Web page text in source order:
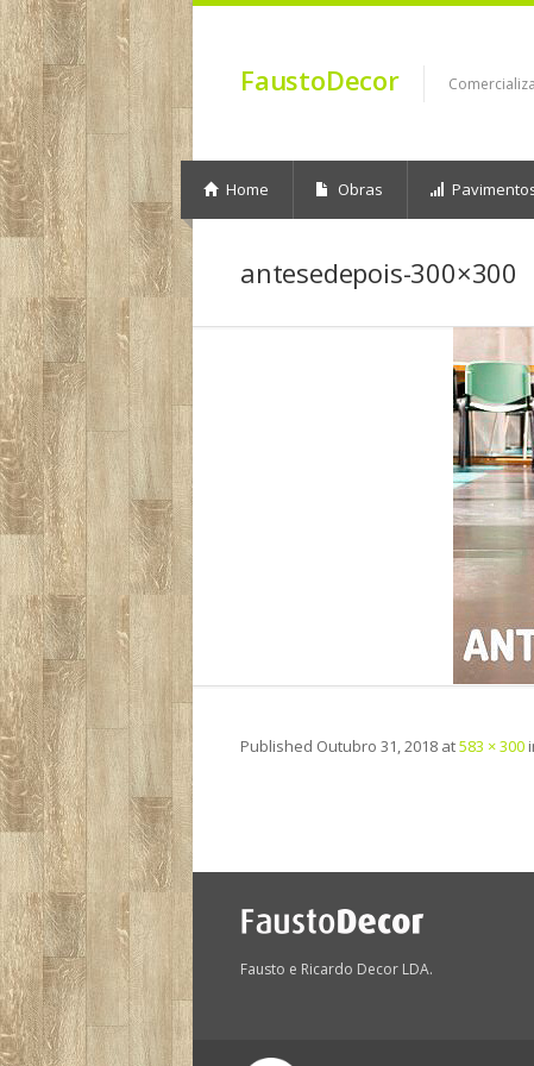
FaustoDecor
Home Obras
antesedepois-300×300
Published Outubro 31, 2018 at583 × 300
Fausto e Ricardo Decor LDA.